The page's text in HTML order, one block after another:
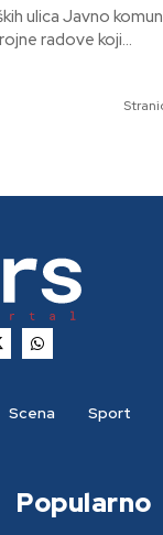
radove koji...
Scena Sport
Popularno